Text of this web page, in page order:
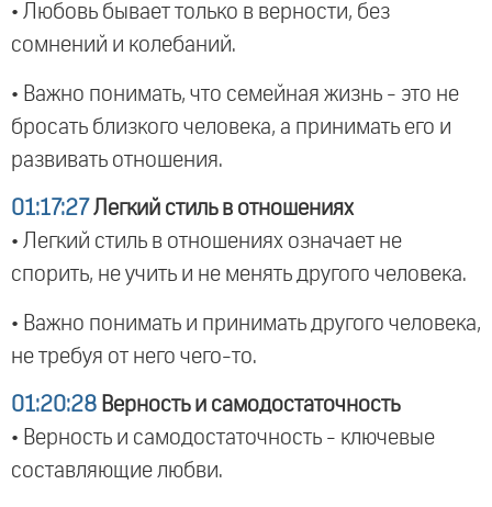
• Любовь бывает только в верности, без
сомнений и колебаний.
• Важно понимать, что семейная жизнь - это не
бросать близкого человека, а принимать его и
развивать отношения.
01:17:27 Легкий стиль в отношениях
• Легкий стиль в отношениях означает не
спорить, не учить и не менять другого человека.
• Важно понимать и принимать другого человека,
не требуя от него чего-то.
01:20:28 Верность и самодостаточность
• Верность и самодостаточность - ключевые
составляющие любви.